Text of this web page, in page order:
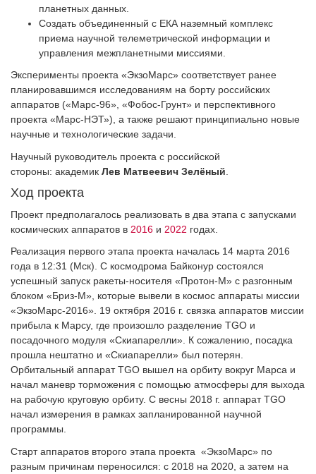
планетных данных.
Создать объединенный с ЕКА наземный комплекс
приема научной телеметрической информации и
управления межпланетными миссиями.
Эксперименты проекта «ЭкзоМарс» соответствует ранее
планировавшимся исследованиям на борту российских
аппаратов («Марс-96», «Фобос-Грунт» и перспективного
проекта «Марс-НЭТ»), а также решают принципиально новые
научные и технологические задачи.
Научный руководитель проекта с российской
стороны: академик Лев Матвеевич Зелёный
Ход проекта
Проект предполагалось реализовать в два этапа с запусками
космических аппаратов в 2016 и 2022 годах.
Реализация первого этапа проекта началась 14 марта 2016
года в 12:31 (Мск). С космодрома Байконур состоялся
успешный запуск ракеты-носителя «Протон-М» с разгонным
блоком «Бриз-М», которые вывели в космос аппараты миссии
«ЭкзоМарс-2016». 19 октября 2016 г. связка аппаратов миссии
прибыла к Марсу, где произошло разделение TGO и
посадочного модуля «Скиапарелли». К сожалению, посадка
прошла нештатно и «Скиапарелли» был потерян.
Орбитальный аппарат TGO вышел на орбиту вокруг Марса и
начал маневр торможения с помощью атмосферы для выхода
на рабочую круговую орбиту. С весны 2018 г. аппарат TGO
начал измерения в рамках запланированной научной
программы.
Старт аппаратов второго этапа проекта «ЭкзоМарс» по
разным причинам переносился: с 2018 на 2020, а затем на